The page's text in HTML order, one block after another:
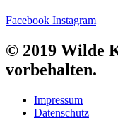
Facebook Instagram
© 2019 Wilde
vorbehalten.
Impressum
Datenschutz